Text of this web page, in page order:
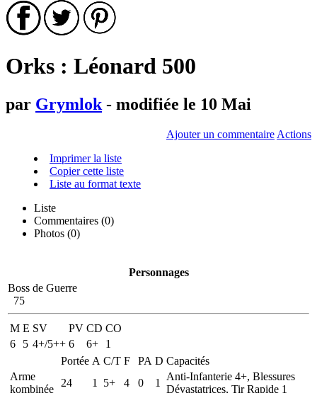
Orks : Léonard 500
par Grymlok - modifiée le 10 Mai
Ajouter un commentaire Actions
Imprimer la liste
Copier cette liste
Liste au format texte
Liste
Commentaires (0)
Photos (0)
Personnages
Boss de Guerre
75
M E SV PV CD CO
6
5 4+/5++ 6 6+
1
Portée A C/T F PA D Capacités
Arme
kombinée
24 1 5+ 4 0 1
Anti-Infanterie 4+, Blessures
Dévastatrices, Tir Rapide 1